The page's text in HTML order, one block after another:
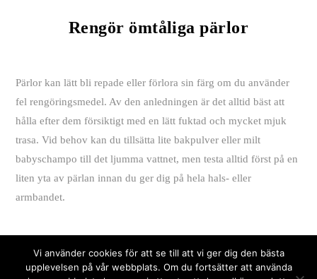
Rengör ömtåliga pärlor
Pärlor kan lätt bli repade eller förlora sin färg om du använder
fel rengöringsmedel. Av den anledningen är det alltid bäst att
hålla efter dem försiktigt med en lätt fuktad och mycket mjuk
trasa. Vid behov kan du tillsätta lite bakpulver eller milt
babyschampo till det ljumma vattnet, men testa alltid först på en
liten yta av pärlan innan du ger dig på hela hals- eller
armbandet.
21DIAMONDS.SE
Vi använder cookies för att se till att vi ger dig den bästa
upplevelsen på vår webbplats. Om du fortsätter att använda